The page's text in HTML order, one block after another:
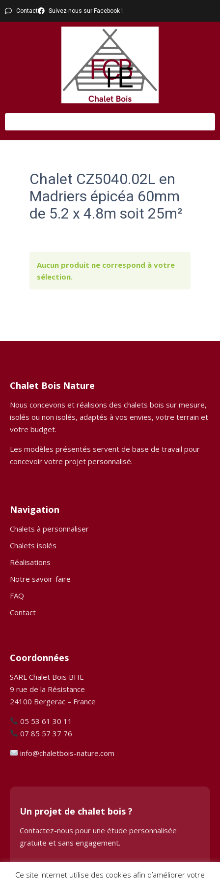
Contact Suivez-nous sur Facebook !
Chalet CZ5040.02L en
Madriers épicéa 60mm
de 5.2 x 4.8m soit 25m²
Aucun produit ne correspond à votre
sélection.
Chalet Bois Nature
Nous concevons et réalisons des chalets bois sur mesure,
isolés ou non isolés, adaptés à vos envies, votre terrain et
votre budget.
Les modèles présentés servent de base de travail pour
concevoir votre projet personnalisé.
Navigation
Chalets à personnaliser
Chalets isolés
Réalisations
Notre savoir-faire
FAQ
Contact
Coordonnées
SARL Chalet Bois BHE
9 rue de la Résistance
24100 Bergerac – France
05 53 61 30 11
07 85 57 37 76
info@chaletbois-nature.com
Un projet de chalet bois ?
Contactez-nous pour une étude personnalisée
gratuite et sans engagement.
Demander une étude
Ce site internet utilise des cookies afin d’améliorer votre